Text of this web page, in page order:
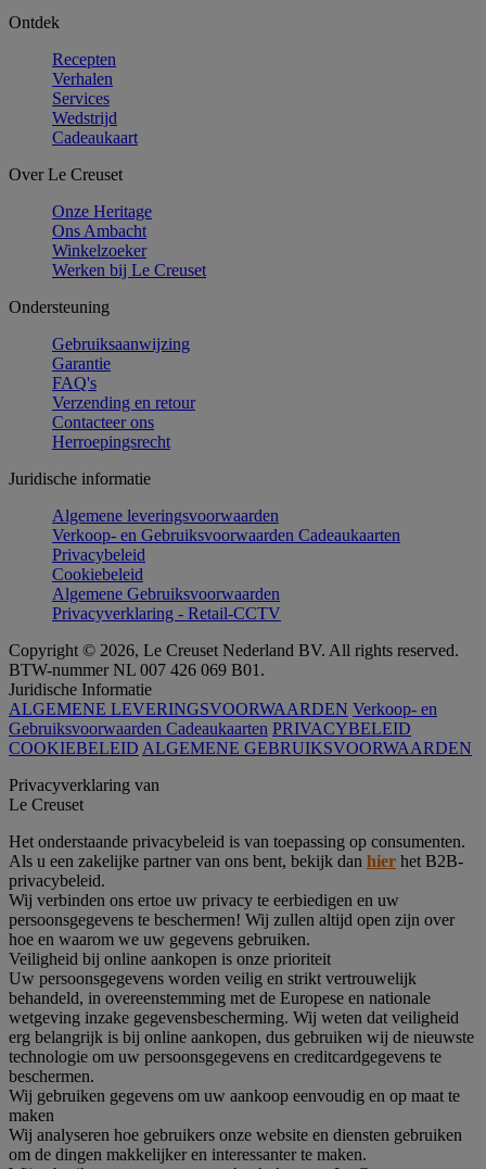
Ontdek
Recepten
Verhalen
Services
Wedstrijd
Cadeaukaart
Over Le Creuset
Onze Heritage
Ons Ambacht
Winkelzoeker
Werken bij Le Creuset
Ondersteuning
Gebruiksaanwijzing
Garantie
FAQ's
Verzending en retour
Contacteer ons
Herroepingsrecht
Juridische informatie
Algemene leveringsvoorwaarden
Verkoop- en Gebruiksvoorwaarden Cadeaukaarten
Privacybeleid
Cookiebeleid
Algemene Gebruiksvoorwaarden
Privacyverklaring - Retail-CCTV
Copyright © 2026, Le Creuset Nederland BV. All rights reserved.
BTW-nummer NL 007 426 069 B01.
Juridische Informatie
ALGEMENE LEVERINGSVOORWAARDEN Verkoop- en
Gebruiksvoorwaarden Cadeaukaarten PRIVACYBELEID
COOKIEBELEID ALGEMENE GEBRUIKSVOORWAARDEN
Privacyverklaring van
Le Creuset
Het onderstaande privacybeleid is van toepassing op consumenten.
Als u een zakelijke partner van ons bent, bekijk dan hier het B2B-
privacybeleid.
Wij verbinden ons ertoe uw privacy te eerbiedigen en uw
persoonsgegevens te beschermen! Wij zullen altijd open zijn over
hoe en waarom we uw gegevens gebruiken.
Veiligheid bij online aankopen is onze prioriteit
Uw persoonsgegevens worden veilig en strikt vertrouwelijk
behandeld, in overeenstemming met de Europese en nationale
wetgeving inzake gegevensbescherming. Wij weten dat veiligheid
erg belangrijk is bij online aankopen, dus gebruiken wij de nieuwste
technologie om uw persoonsgegevens en creditcardgegevens te
beschermen.
Wij gebruiken gegevens om uw aankoop eenvoudig en op maat te
maken
Wij analyseren hoe gebruikers onze website en diensten gebruiken
om de dingen makkelijker en interessanter te maken.